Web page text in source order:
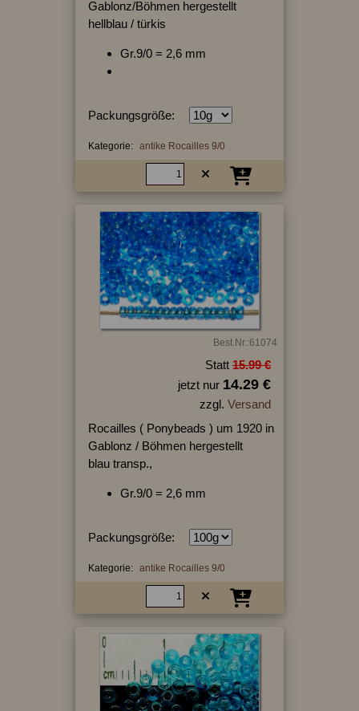
Gablonz/Böhmen hergestellt
hellblau / türkis
Gr.9/0 = 2,6 mm
Packungsgröße:
Kategorie: antike Rocailles 9/0
Best.Nr.:61074
Statt 15.99 €
jetzt nur 14.29 €
zzgl. Versand
Rocailles ( Ponybeads ) um 1920 in
Gablonz / Böhmen hergestellt
blau transp.,
Gr.9/0 = 2,6 mm
Packungsgröße:
Kategorie: antike Rocailles 9/0